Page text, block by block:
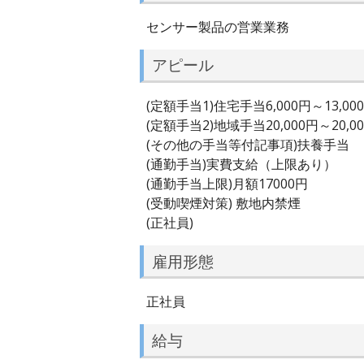
センサー製品の営業業務
アピール
(定額手当1)住宅手当6,000円～
(定額手当2)地域手当20,000円～
(その他の手当等付記事項)扶養手当
(通勤手当)実費支給（上限あり）
(通勤手当上限)月額17000円
(受動喫煙対策) 敷地内禁煙
(正社員)
雇用形態
正社員
給与